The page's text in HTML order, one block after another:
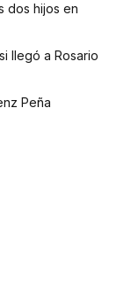
dos hijos en
llegó a Rosario
Peña